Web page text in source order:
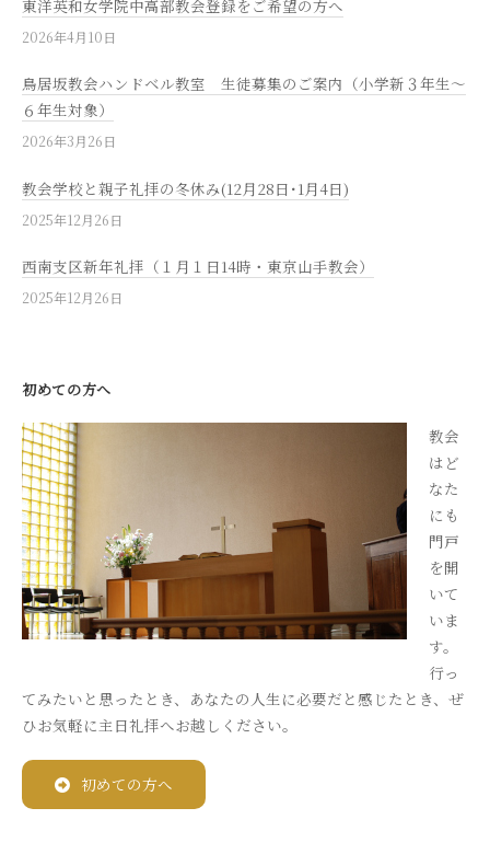
東洋英和女学院中高部教会登録をご希望の方へ
2026年4月10日
鳥居坂教会ハンドベル教室 生徒募集のご案内（小学新３年生～
６年生対象）
2026年3月26日
教会学校と親子礼拝の冬休み(12月28日･1月4日)
2025年12月26日
西南支区新年礼拝（１月１日14時・東京山手教会）
2025年12月26日
初めての方へ
教会
はど
なた
にも
門戸
を開
いて
いま
す。
行っ
てみたいと思ったとき、あなたの人生に必要だと感じたとき、ぜ
ひお気軽に主日礼拝へお越しください。
初めての方へ